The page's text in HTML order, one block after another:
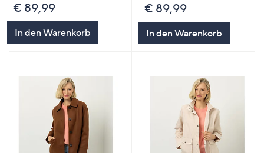
€ 89,99
In den Warenkorb
€ 89,99
In den Warenkorb